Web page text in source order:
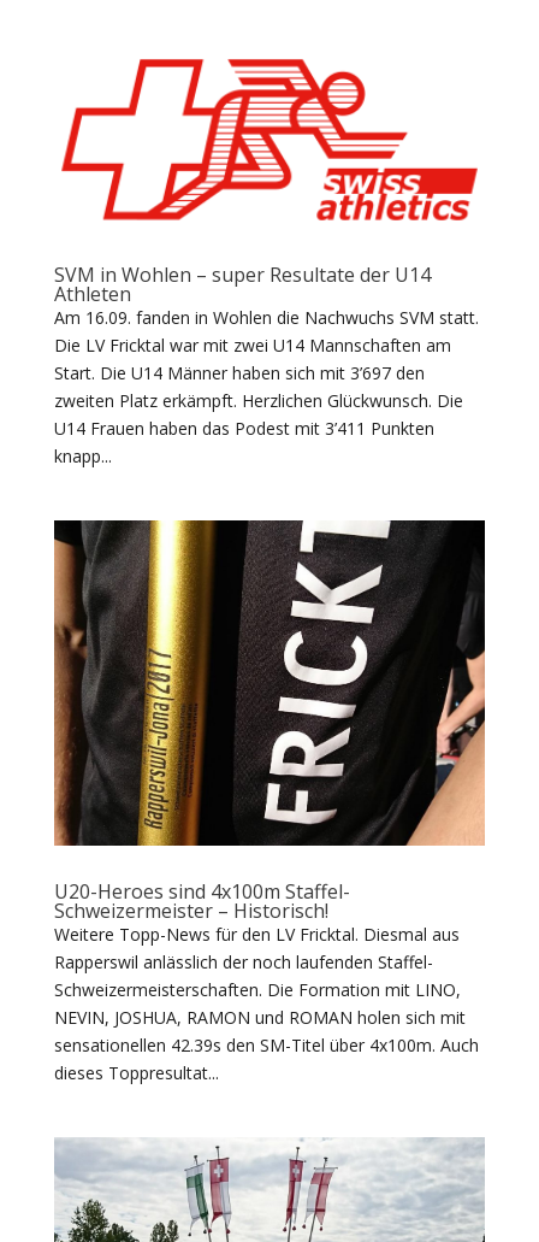
SVM in Wohlen – super Resultate der U14
Athleten
Am 16.09. fanden in Wohlen die Nachwuchs SVM statt.
Die LV Fricktal war mit zwei U14 Mannschaften am
Start. Die U14 Männer haben sich mit 3’697 den
zweiten Platz erkämpft. Herzlichen Glückwunsch. Die
U14 Frauen haben das Podest mit 3’411 Punkten
knapp...
U20-Heroes sind 4x100m Staffel-
Schweizermeister – Historisch!
Weitere Topp-News für den LV Fricktal. Diesmal aus
Rapperswil anlässlich der noch laufenden Staffel-
Schweizermeisterschaften. Die Formation mit LINO,
NEVIN, JOSHUA, RAMON und ROMAN holen sich mit
sensationellen 42.39s den SM-Titel über 4x100m. Auch
dieses Toppresultat...